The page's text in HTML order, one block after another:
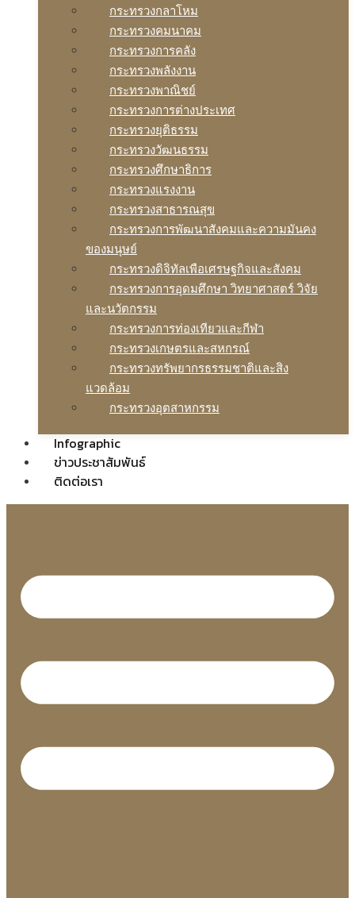
กระทรวงกลาโหม
กระทรวงคมนาคม
กระทรวงการคลัง
กระทรวงพลังงาน
กระทรวงพาณิชย์
กระทรวงการต่างประเทศ
กระทรวงยุติธรรม
กระทรวงวัฒนธรรม
กระทรวงศึกษาธิการ
กระทรวงแรงงาน
กระทรวงสาธารณสุข
กระทรวงการพัฒนาสังคมและความมันคง
ของมนุษย์
กระทรวงดิจิทัลเพือเศรษฐกิจและสังคม
กระทรวงการอุดมศึกษา วิทยาศาสตร์ วิจัย
และนวัตกรรม
กระทรวงการท่องเทียวและกีฬา
กระทรวงเกษตรและสหกรณ์
กระทรวงทรัพยากรธรรมชาติและสิง
แวดล้อม
กระทรวงอุตสาหกรรม
Infographic
ข่าวประชาสัมพันธ์
ติดต่อเรา